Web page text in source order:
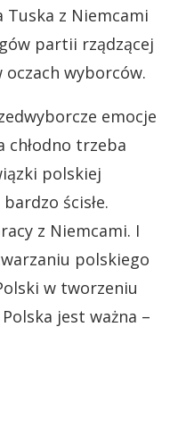
Tuska z Niemcami
partii rządzącej
wyborców.
emocje
chłodno trzeba
polskiej
ścisłe.
z Niemcami. I
polskiego
w tworzeniu
jest ważna –